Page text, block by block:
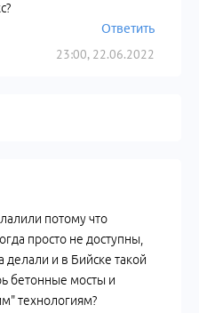
23:00, 22.06.2022
Ответить
потому что
просто не доступны,
делали и в Бийске такой
бетонные мосты и
технологиям?